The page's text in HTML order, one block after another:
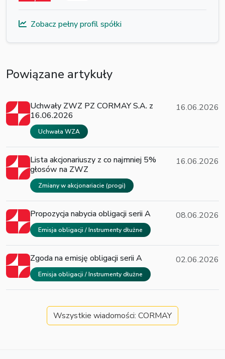
Zobacz pełny profil spółki
Powiązane artykuły
Uchwały ZWZ PZ CORMAY S.A. z
16.06.2026
Uchwała WZA
16.06.2026
Lista akcjonariuszy z co najmniej 5%
głosów na ZWZ
Zmiany w akcjonariacie (progi)
16.06.2026
Propozycja nabycia obligacji serii A
Emisja obligacji / Instrumenty dłużne
08.06.2026
Zgoda na emisję obligacji serii A
Emisja obligacji / Instrumenty dłużne
02.06.2026
Wszystkie wiadomości: CORMAY